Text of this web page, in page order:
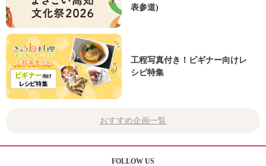
表参道)
工程写真付き！ビギナー向けレ
シピ特集
おすすめ企画一覧
FOLLOW US